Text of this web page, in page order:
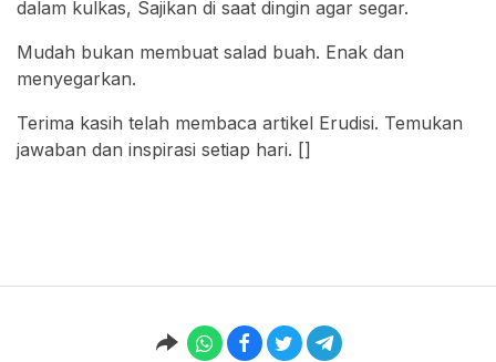
dalam kulkas, Sajikan di saat dingin agar segar.
Mudah bukan membuat salad buah. Enak dan
menyegarkan.
Terima kasih telah membaca artikel Erudisi. Temukan
jawaban dan inspirasi setiap hari. []